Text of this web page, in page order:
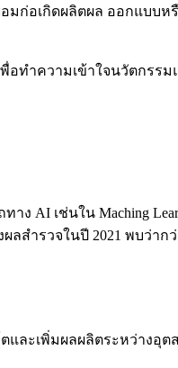
อมก่อเกิดผลิตผล ออกแบบ
ทำความเข้าใจนวัตกรรม
AI เช่นใน Maching
สำรวจในปี 2021 พบว่ากว่
และเพิ่มผลผลิตระหว่างอุต